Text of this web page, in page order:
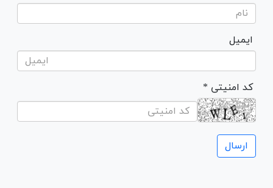
ایمیل
* کد امنیتی